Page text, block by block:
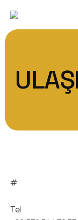
#
Tel